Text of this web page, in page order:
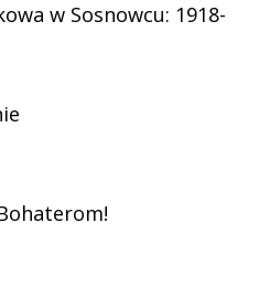
w Sosnowcu: 1918-